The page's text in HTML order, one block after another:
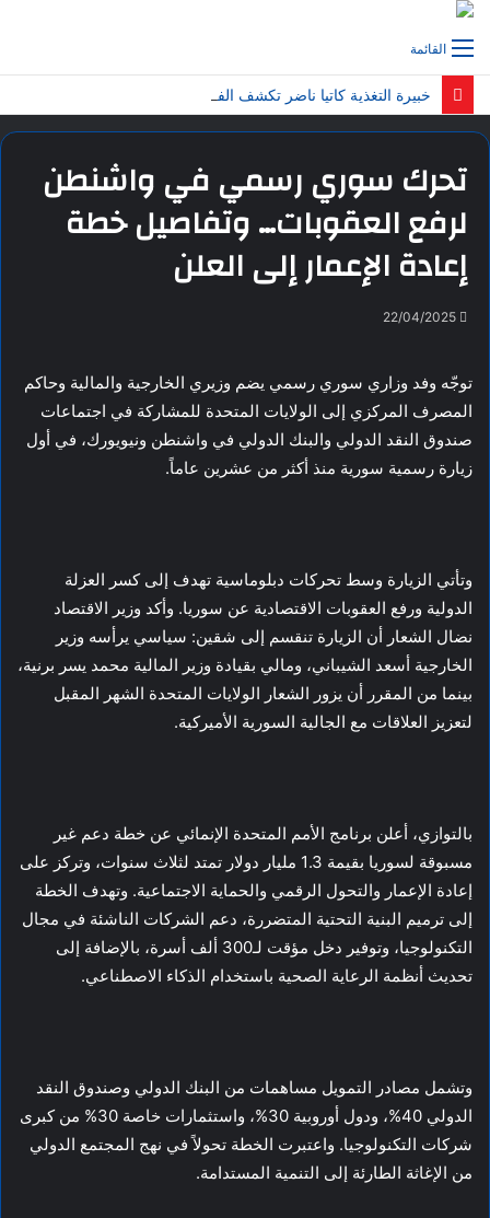
القائمة
تحرك سوري رسمي في واشنطن
لرفع العقوبات… وتفاصيل خطة
إعادة الإعمار إلى العلن
22/04/2025
توجّه وفد وزاري سوري رسمي يضم وزيري الخارجية والمالية وحاكم
المصرف المركزي إلى الولايات المتحدة للمشاركة في اجتماعات
صندوق النقد الدولي والبنك الدولي في واشنطن ونيويورك، في أول
زيارة رسمية سورية منذ أكثر من عشرين عاماً.
وتأتي الزيارة وسط تحركات دبلوماسية تهدف إلى كسر العزلة
الدولية ورفع العقوبات الاقتصادية عن سوريا. وأكد وزير الاقتصاد
نضال الشعار أن الزيارة تنقسم إلى شقين: سياسي يرأسه وزير
الخارجية أسعد الشيباني، ومالي بقيادة وزير المالية محمد يسر برنية،
بينما من المقرر أن يزور الشعار الولايات المتحدة الشهر المقبل
لتعزيز العلاقات مع الجالية السورية الأميركية.
بالتوازي، أعلن برنامج الأمم المتحدة الإنمائي عن خطة دعم غير
مسبوقة لسوريا بقيمة 1.3 مليار دولار تمتد لثلاث سنوات، وتركز على
إعادة الإعمار والتحول الرقمي والحماية الاجتماعية. وتهدف الخطة
إلى ترميم البنية التحتية المتضررة، دعم الشركات الناشئة في مجال
التكنولوجيا، وتوفير دخل مؤقت لـ300 ألف أسرة، بالإضافة إلى
تحديث أنظمة الرعاية الصحية باستخدام الذكاء الاصطناعي.
وتشمل مصادر التمويل مساهمات من البنك الدولي وصندوق النقد
الدولي 40%، ودول أوروبية 30%، واستثمارات خاصة 30% من كبرى
شركات التكنولوجيا. واعتبرت الخطة تحولاً في نهج المجتمع الدولي
من الإغاثة الطارئة إلى التنمية المستدامة.